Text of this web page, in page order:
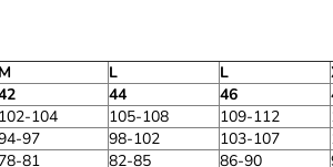
M L L
44 46
102-104 105-108 109-112
97 98-102 103-107
78-81 82-85 86-90